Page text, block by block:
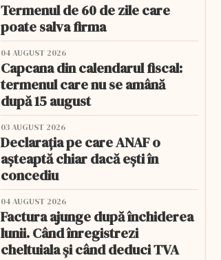
Termenul de 60 de zile care
poate salva firma
04 AUGUST 2026
Capcana din calendarul fiscal:
termenul care nu se amână
după 15 august
03 AUGUST 2026
Declarația pe care ANAF o
așteaptă chiar dacă ești în
concediu
04 AUGUST 2026
Factura ajunge după închiderea
lunii. Când înregistrezi
cheltuiala și când deduci TVA